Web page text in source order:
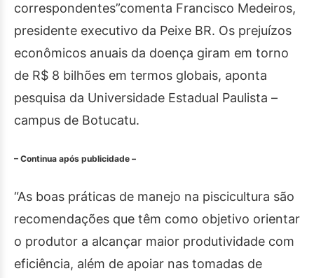
correspondentes”comenta Francisco Medeiros,
presidente executivo da Peixe BR. Os prejuízos
econômicos anuais da doença giram em torno
de R$ 8 bilhões em termos globais, aponta
pesquisa da Universidade Estadual Paulista –
campus de Botucatu.
– Continua após publicidade –
“As boas práticas de manejo na piscicultura são
recomendações que têm como objetivo orientar
o produtor a alcançar maior produtividade com
eficiência, além de apoiar nas tomadas de